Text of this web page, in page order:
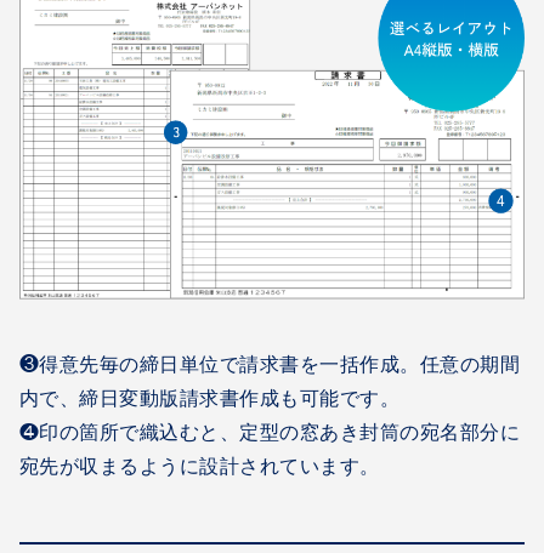
❸得意先毎の締日単位で請求書を一括作成。任意の期間
内で、締日変動版請求書作成も可能です。
❹印の箇所で織込むと、定型の窓あき封筒の宛名部分に
宛先が収まるように設計されています。